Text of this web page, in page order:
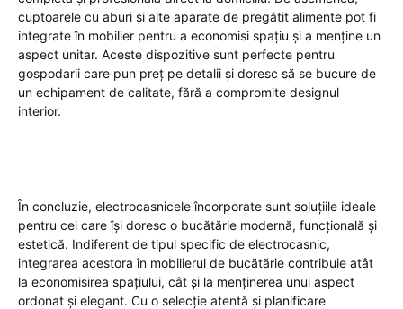
cuptoarele cu aburi și alte aparate de pregătit alimente pot fi
integrate în mobilier pentru a economisi spațiu și a menține un
aspect unitar. Aceste dispozitive sunt perfecte pentru
gospodarii care pun preț pe detalii și doresc să se bucure de
un echipament de calitate, fără a compromite designul
interior.
În concluzie, electrocasnicele încorporate sunt soluțiile ideale
pentru cei care își doresc o bucătărie modernă, funcțională și
estetică. Indiferent de tipul specific de electrocasnic,
integrarea acestora în mobilierul de bucătărie contribuie atât
la economisirea spațiului, cât și la menținerea unui aspect
ordonat și elegant. Cu o selecție atentă și planificare